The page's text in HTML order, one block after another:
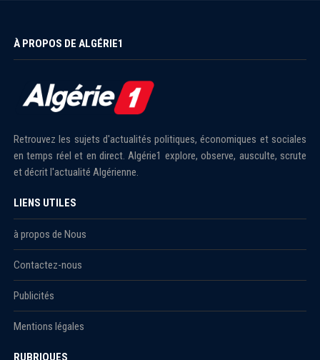
À PROPOS DE ALGÉRIE1
Retrouvez les sujets d'actualités politiques, économiques et sociales
en temps réel et en direct. Algérie1 explore, observe, ausculte, scrute
et décrit l'actualité Algérienne.
LIENS UTILES
à propos de Nous
Contactez-nous
Publicités
Mentions légales
RUBRIQUES